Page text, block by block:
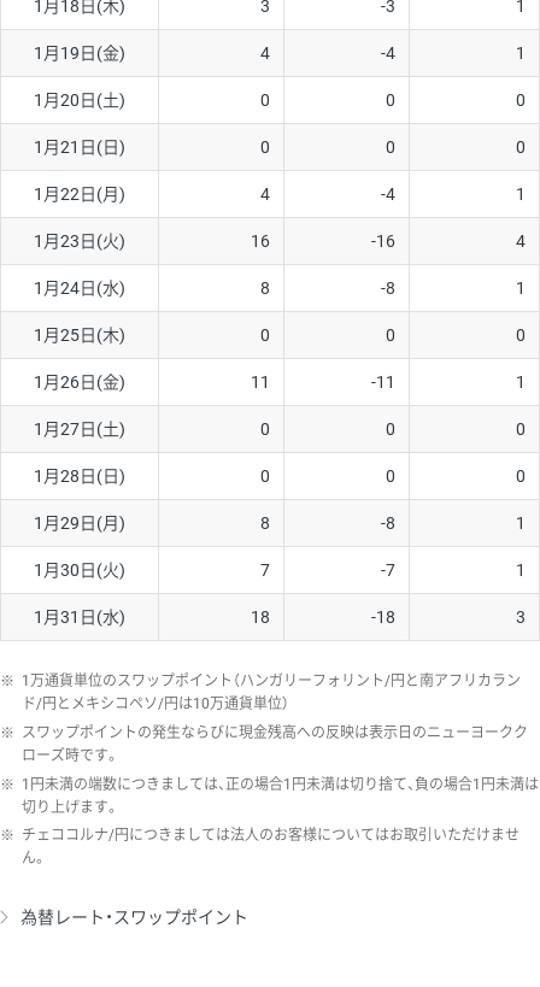
1月18日(木) 3 -3 1
1月19日(金) 4 -4 1
1月20日(土) 0 0 0
1月21日(日) 0 0 0
1月22日(月) 4 -4 1
1月23日(火) 16 -16 4
1月24日(水) 8 -8 1
1月25日(木) 0 0 0
1月26日(金) 11 -11 1
1月27日(土) 0 0 0
1月28日(日) 0 0 0
1月29日(月) 8 -8 1
1月30日(火) 7 -7 1
1月31日(水) 18 -18 3
※ 1万通貨単位のスワップポイント（ハンガリーフォリント/円と南アフリカラン
ド/円とメキシコペソ/円は10万通貨単位）
※ スワップポイントの発生ならびに現金残高への反映は表示日のニューヨークク
ローズ時です。
※ 1円未満の端数につきましては、正の場合1円未満は切り捨て、負の場合1円未満は
切り上げます。
※ チェココルナ/円につきましては法人のお客様についてはお取引いただけませ
ん。
為替レート・スワップポイント